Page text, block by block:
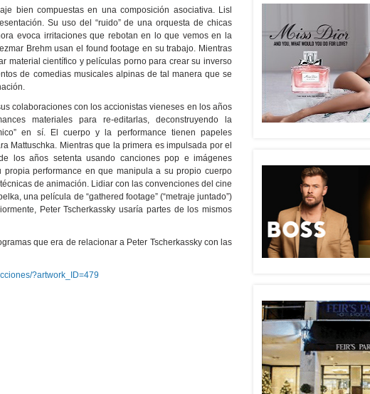
bien compuestas en una composición asociativa. Lisl
Su uso del “ruido” de una orquesta de chicas
evoca irritaciones que rebotan en lo que vemos en la
Brehm usan el found footage en su trabajo. Mientras
material científico y películas porno para crear su inverso
de comedias musicales alpinas de tal manera que se
colaboraciones con los accionistas vieneses en los años
materiales para re-editarlas, deconstruyendo la
en sí. El cuerpo y la performance tienen papeles
Mattuschka. Mientras que la primera es impulsada por el
los años setenta usando canciones pop e imágenes
propia performance en que manipula a su propio cuerpo
de animación. Lidiar con las convenciones del cine
una película de “gathered footage” (“metraje juntado”)
Peter Tscherkassky usaría partes de los mismos
que era de relacionar a Peter Tscherkassky con las
?artwork_ID=479